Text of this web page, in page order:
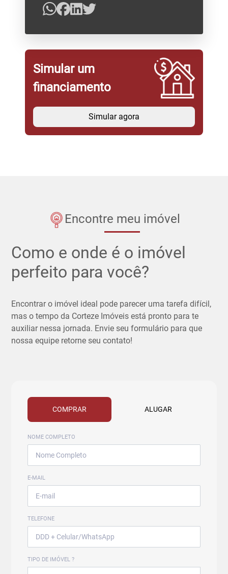
Simular um
financiamento
Simular agora
Encontre meu imóvel
Como e onde é o imóvel
perfeito para você?
Encontrar o imóvel ideal pode parecer uma tarefa difícil,
mas o tempo da Corteze Imóveis está pronto para te
auxiliar nessa jornada. Envie seu formulário para que
nossa equipe retorne seu contato!
COMPRAR ALUGAR
NOME COMPLETO
E-MAIL
TELEFONE
TIPO DE IMÓVEL ?